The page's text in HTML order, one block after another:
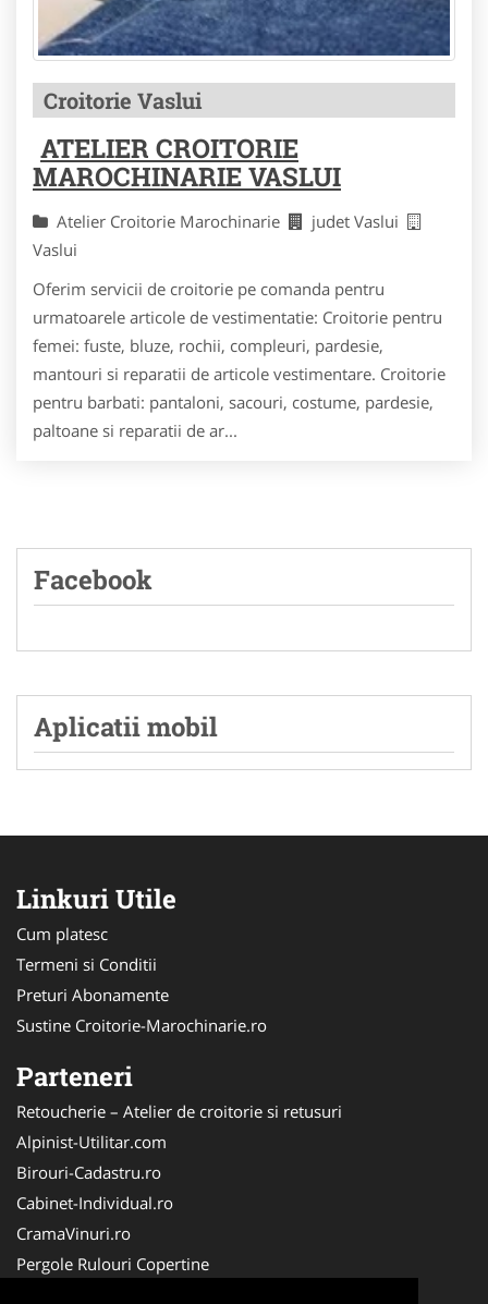
Croitorie Vaslui
ATELIER CROITORIE
MAROCHINARIE VASLUI
Atelier Croitorie Marochinarie
judet Vaslui
Vaslui
Oferim servicii de croitorie pe comanda pentru
urmatoarele articole de vestimentatie: Croitorie pentru
femei: fuste, bluze, rochii, compleuri, pardesie,
mantouri si reparatii de articole vestimentare. Croitorie
pentru barbati: pantaloni, sacouri, costume, pardesie,
paltoane si reparatii de ar...
Facebook
Aplicatii mobil
Linkuri Utile
Cum platesc
Termeni si Conditii
Preturi Abonamente
Sustine Croitorie-Marochinarie.ro
Parteneri
Retoucherie – Atelier de croitorie si retusuri
Alpinist-Utilitar.com
Birouri-Cadastru.ro
Cabinet-Individual.ro
CramaVinuri.ro
Pergole Rulouri Copertine